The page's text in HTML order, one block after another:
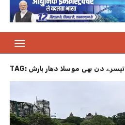
TAG: تیسرے دن بھی موسلا دھار بارش